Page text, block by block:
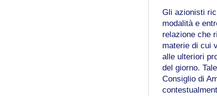
Gli azionisti
modalità e
relazione che
materie di cui
alle ulteriori
del giorno.
Consiglio di